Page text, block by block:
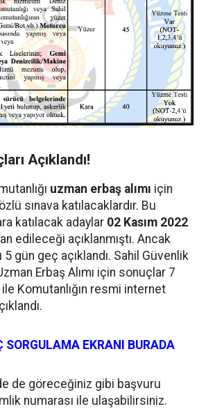
Açıklandı!
uzman erbaş alımı için
sınava katılacaklardır. Bu
katılacak adaylar 02 Kasım 2022
edileceği açıklanmıştı. Ancak
gün geç açıklandı. Sahil Güvenlik
Erbaş Alımı için sonuçlar 7
Komutanlığın resmi internet
SORGULAMA EKRANI BURADA
de göreceğiniz gibi başvuru
numarası ile ulaşabilirsiniz.